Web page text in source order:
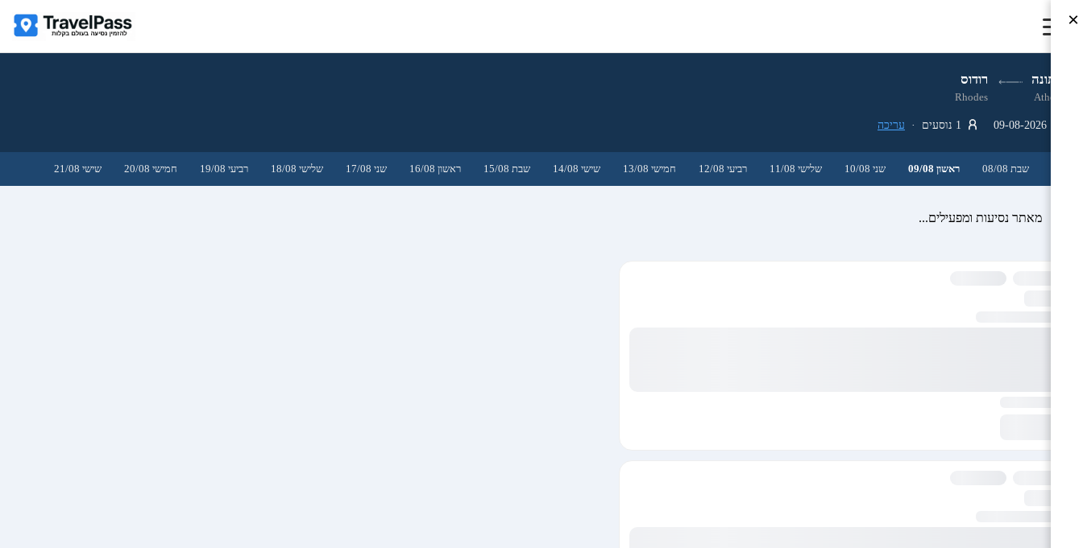
אתונה רודוס
Athens
Rhodes
עריכה
שבת 08/08 ראשון 09/08 שני 10/08 שלישי 11/08 רביעי 12/08 חמישי 13/08 שישי 14/08 שבת 15/08 ראשון 16/08 שני 17/08 שלישי 18/08 רביעי 19/08 חמישי 20/08 שישי 21/08
מאתר נסיעות ומפעילים...
×